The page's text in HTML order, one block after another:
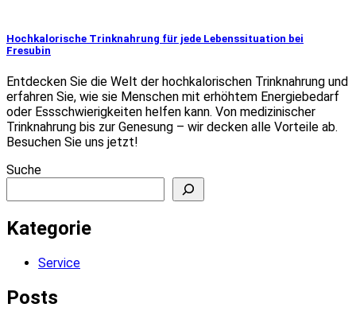
Hochkalorische Trinknahrung für jede Lebenssituation bei
Fresubin
Entdecken Sie die Welt der hochkalorischen Trinknahrung und
erfahren Sie, wie sie Menschen mit erhöhtem Energiebedarf
oder Essschwierigkeiten helfen kann. Von medizinischer
Trinknahrung bis zur Genesung – wir decken alle Vorteile ab.
Besuchen Sie uns jetzt!
Suche
Kategorie
Service
Posts